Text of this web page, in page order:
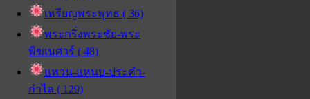
เหรียญพระพุทธ ( 36)
พระกริ่งพระชัย-พระ
พิฆเนศวร์ ( 48)
แหวน-แหนบ-ประคำ-
กำไล ( 129)